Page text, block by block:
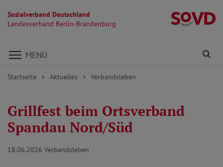
Sozialverband Deutschland
Landesverband Berlin-Brandenburg
Direkt zu den Inhalten springen
MENÜ
Startseite Aktuelles Verbandsleben
Grillfest beim Ortsverband
Spandau Nord/Süd
18.06.2026 Verbandsleben